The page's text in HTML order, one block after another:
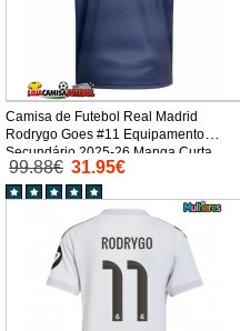
Camisa de Futebol Real Madrid
Rodrygo Goes #11 Equipamento
Secundário 2025-26 Manga Curta
99.88€ 31.95€